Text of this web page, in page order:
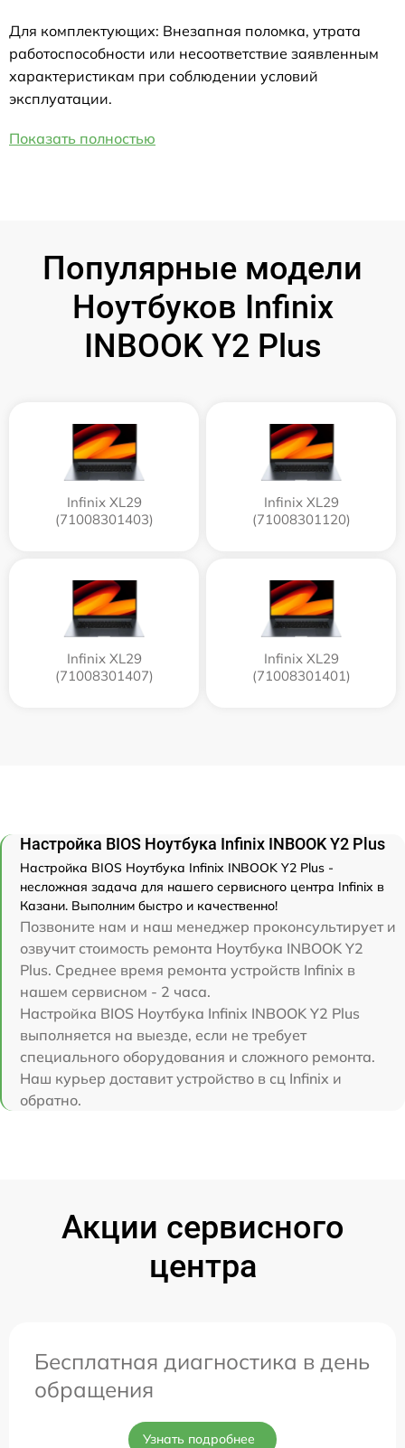
Для комплектующих: Внезапная поломка, утрата
работоспособности или несоответствие заявленным
характеристикам при соблюдении условий
эксплуатации.
Показать полностью
Популярные модели
Ноутбуков Infinix
INBOOK Y2 Plus
Infinix XL29
(71008301403)
Infinix XL29
(71008301120)
Infinix XL29
(71008301407)
Infinix XL29
(71008301401)
Настройка BIOS Ноутбука Infinix INBOOK Y2 Plus
Настройка BIOS Ноутбука Infinix INBOOK Y2 Plus -
несложная задача для нашего сервисного центра Infinix в
Казани. Выполним быстро и качественно!
Позвоните нам и наш менеджер проконсультирует и
озвучит стоимость ремонта Ноутбука INBOOK Y2
Plus. Среднее время ремонта устройств Infinix в
нашем сервисном - 2 часа.
Настройка BIOS Ноутбука Infinix INBOOK Y2 Plus
выполняется на выезде, если не требует
специального оборудования и сложного ремонта.
Наш курьер доставит устройство в сц Infinix и
обратно.
Акции сервисного
центра
Бесплатная диагностика в день
обращения
Узнать подробнее